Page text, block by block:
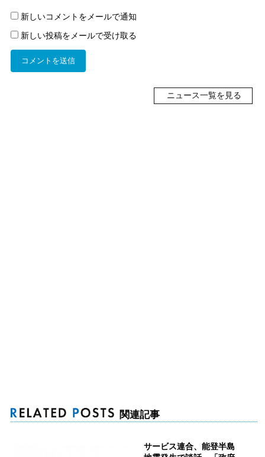
新しいコメントをメールで通知
新しい投稿をメールで受け取る
ニュース一覧を見る
関連記事
サービス連合、能登半島